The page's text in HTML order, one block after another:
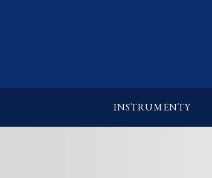
INSTRUMENTY